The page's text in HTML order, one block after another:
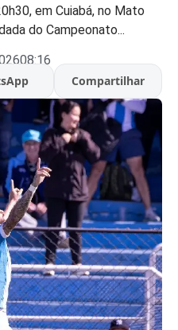
em Cuiabá, no Mato
do Campeonato...
08:16
Compartilhar